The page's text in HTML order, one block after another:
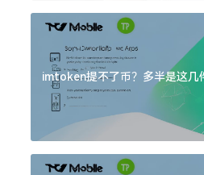
imtoken提不了币？多半是这几